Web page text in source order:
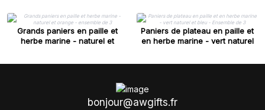
Grands paniers en paille et
herbe marine - naturel et
Paniers de plateau en paille et
en herbe marine - vert naturel
bonjour@awgifts.fr